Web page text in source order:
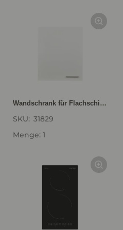
Wandschrank für Flachschirm-Dunsthauben WDAF60-1
SKU: 31829
Menge: 1